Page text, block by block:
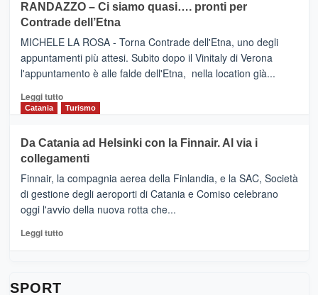
IL
NUOVO
SUMMER
CLUB
VIAGRANDE
(Ct)
–
Benanti
presenta
“Vino
&
Cultura
tappe
dell’enoturismo
RANDAZZO – Ci siamo quasi…. pronti per
Contrade dell’Etna
MICHELE LA ROSA - Torna Contrade dell'Etna, uno degli
appuntamenti più attesi. Subito dopo il Vinitaly di Verona
l'appuntamento è alle falde dell'Etna, nella location già...
Leggi tuttoLeggi
di
RANDAZZO
–
Ci
siamo
quasi….
pronti
per
Catania Turismo
Da Catania ad Helsinki con la Finnair. Al via i
collegamenti
Finnair, la compagnia aerea della Finlandia, e la SAC, Società
di gestione degli aeroporti di Catania e Comiso celebrano
oggi l'avvio della nuova rotta che...
Leggi tuttoLeggi
SPORT